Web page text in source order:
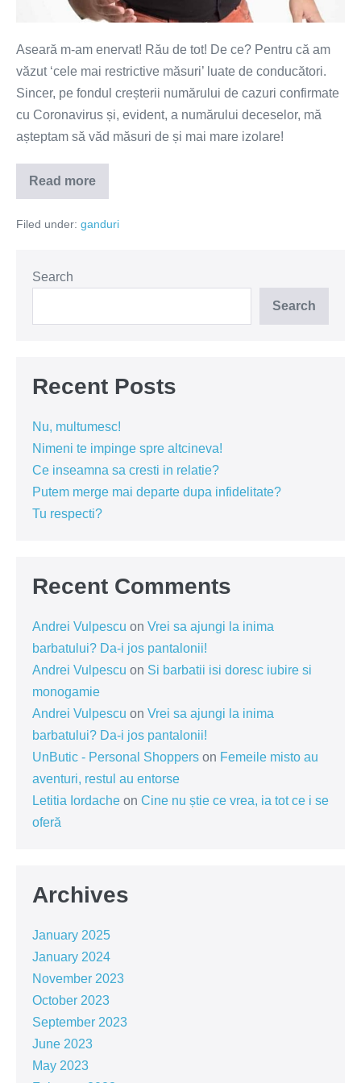
Aseară m-am enervat! Rău de tot! De ce? Pentru că am
văzut ‘cele mai restrictive măsuri’ luate de conducători.
Sincer, pe fondul creșterii numărului de cazuri confirmate
cu Coronavirus și, evident, a numărului deceselor, mă
așteptam să văd măsuri de și mai mare izolare!
Read more
Noi
de
stăm
Filed under: ganduri
Search
Search
Recent Posts
Nu, multumesc!
Nimeni te impinge spre altcineva!
Ce inseamna sa cresti in relatie?
Putem merge mai departe dupa infidelitate?
Tu respecti?
Recent Comments
Andrei Vulpescu on Vrei sa ajungi la inima
barbatului? Da-i jos pantalonii!
Andrei Vulpescu on Si barbatii isi doresc iubire si
monogamie
Andrei Vulpescu on Vrei sa ajungi la inima
barbatului? Da-i jos pantalonii!
UnButic - Personal Shoppers on Femeile misto au
aventuri, restul au entorse
Letitia Iordache on Cine nu știe ce vrea, ia tot ce i se
oferă
Archives
January 2025
January 2024
November 2023
October 2023
September 2023
June 2023
May 2023